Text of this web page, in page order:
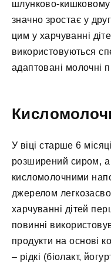
шлунково-кишковому
значно зростає у
цим у харчуванні
використовуються
адаптовані молочні
У віці старше 6
розширений сиром, а
кисломолочними
джерелом
харчуванні дітей
повинні
продукти на основі
– рідкі (біолакт,